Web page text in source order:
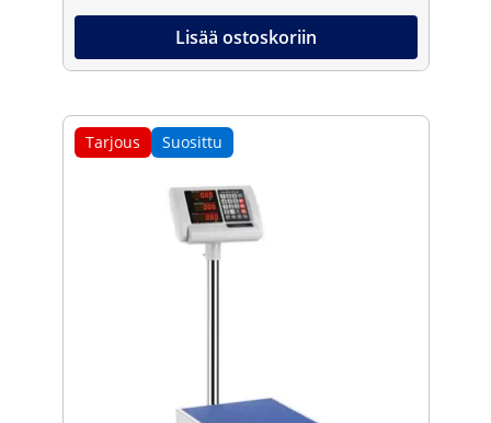
Lisää ostoskoriin
Tarjous Suosittu